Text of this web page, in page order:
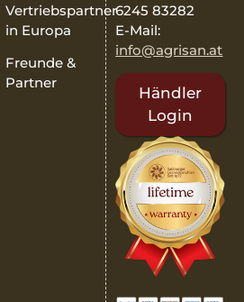
Vertriebspartner
in Europa
Freunde &
Partner
6245 83282
E-Mail:
info@agrisan.at
Händler
Login